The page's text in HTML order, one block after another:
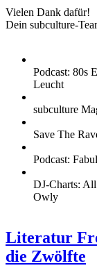
Vielen Dank dafür!
Dein subculture-
Podcast: 80s
Leucht
subculture
Save The
Podcast:
DJ-Charts:
Owly
Literatur
die Zwölfte